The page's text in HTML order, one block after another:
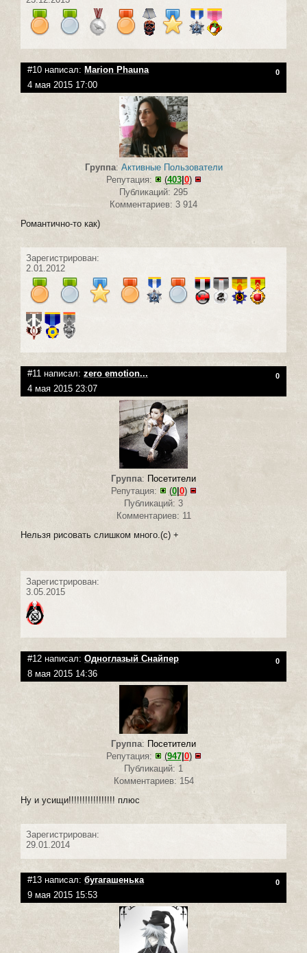
#10 написал: Marion Phauna 0
4 мая 2015 17:00
Группа: Активные Пользователи
Репутация:
(403| 0)
Публикаций: 295
Комментариев: 3 914
Романтично-то как)
Зарегистрирован:
2.01.2012
#11 написал: zero emotion... 0
4 мая 2015 23:07
Группа: Посетители
Репутация:
(0| 0)
Публикаций: 3
Комментариев: 11
Нельзя рисовать слишком много.(c) +
Зарегистрирован:
3.05.2015
#12 написал: Одноглазый Снайпер 0
8 мая 2015 14:36
Группа: Посетители
Репутация:
(947| 0)
Публикаций: 1
Комментариев: 154
Ну и усищи!!!!!!!!!!!!!!!!! плюс
Зарегистрирован:
29.01.2014
#13 написал: бугагашенька 0
9 мая 2015 15:53